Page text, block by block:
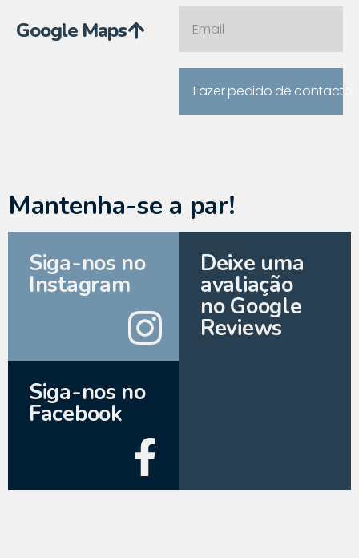
Google Maps
Fazer pedido de contacto
Mantenha-se a par!
Siga-nos no
Instagram
Siga-nos no
Facebook
Deixe uma
avaliação
no Google
Reviews